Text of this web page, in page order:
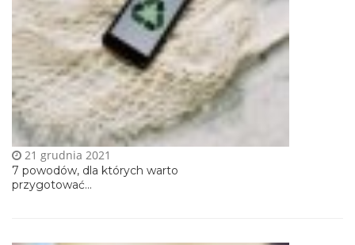
7 powodów, dla których warto
przygotować...
21 grudnia 2021